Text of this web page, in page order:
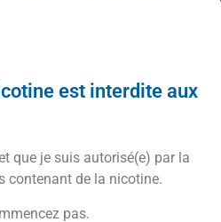
Milkshake Fraise 50ml
19.90€
est interdite aux
que je suis autorisé(e) par la
contenant de la nicotine.
pas.